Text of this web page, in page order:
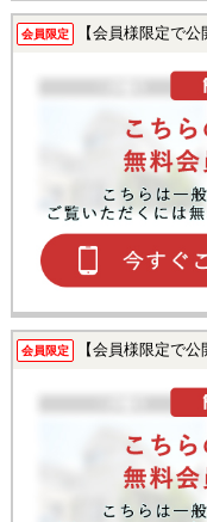
会員限定 【会員様限定で公
会員限定 【会員様限定で公